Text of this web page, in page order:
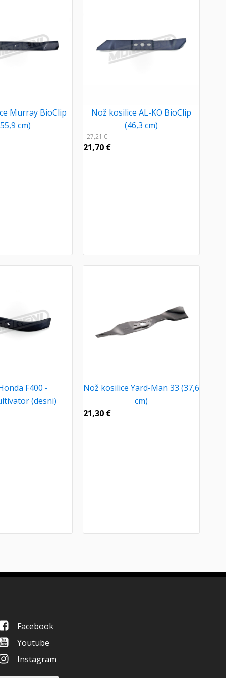
Murray BioClip
cm)
Nož kosilice AL-KO BioClip
(46,3 cm)
27,21€
21,70 €
F400 -
(desni)
Nož kosilice Yard-Man 33 (37,6
cm)
21,30 €
Facebook
Youtube
Instagram